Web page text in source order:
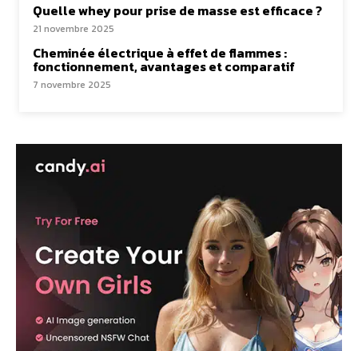
Quelle whey pour prise de masse est efficace ?
21 novembre 2025
Cheminée électrique à effet de flammes :
fonctionnement, avantages et comparatif
7 novembre 2025